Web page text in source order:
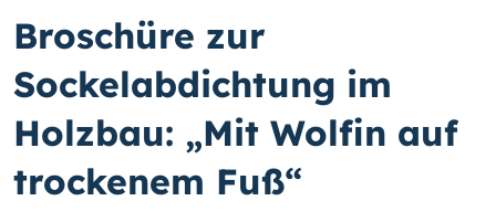
Broschüre zur
Sockelabdichtung im
Holzbau: „Mit Wolfin auf
trockenem Fuß“